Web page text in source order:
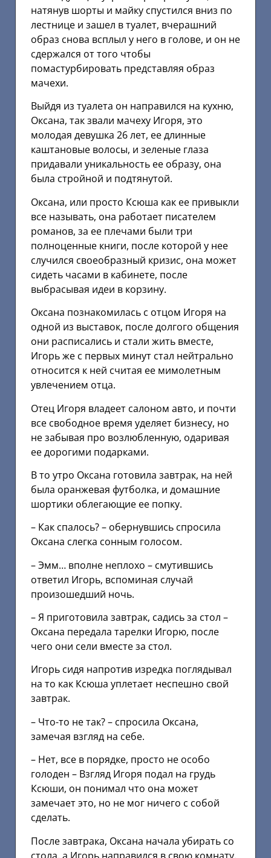
натянув шорты и майку спустился вниз по
лестнице и зашел в туалет, вчерашний
образ снова всплыл у него в голове, и он не
сдержался от того чтобы
помастурбировать представляя образ
мачехи.
Выйдя из туалета он направился на кухню,
Оксана, так звали мачеху Игоря, это
молодая девушка 26 лет, ее длинные
каштановые волосы, и зеленые глаза
придавали уникальность ее образу, она
была стройной и подтянутой.
Оксана, или просто Ксюша как ее привыкли
все называть, она работает писателем
романов, за ее плечами были три
полноценные книги, после которой у нее
случился своеобразный кризис, она может
сидеть часами в кабинете, после
выбрасывая идеи в корзину.
Оксана познакомилась с отцом Игоря на
одной из выставок, после долгого общения
они расписались и стали жить вместе,
Игорь же с первых минут стал нейтрально
относится к ней считая ее мимолетным
увлечением отца.
Отец Игоря владеет салоном авто, и почти
все свободное время уделяет бизнесу, но
не забывая про возлюбленную, одаривая
ее дорогими подарками.
В то утро Оксана готовила завтрак, на ней
была оранжевая футболка, и домашние
шортики облегающие ее попку.
– Как спалось? – обернувшись спросила
Оксана слегка сонным голосом.
– Эмм… вполне неплохо – смутившись
ответил Игорь, вспоминая случай
произошедший ночь.
– Я приготовила завтрак, садись за стол –
Оксана передала тарелки Игорю, после
чего они сели вместе за стол.
Игорь сидя напротив изредка поглядывал
на то как Ксюша уплетает неспешно свой
завтрак.
– Что-то не так? – спросила Оксана,
замечая взгляд на себе.
– Нет, все в порядке, просто не особо
голоден – Взгляд Игоря подал на грудь
Ксюши, он понимал что она может
замечает это, но не мог ничего с собой
сделать.
После завтрака, Оксана начала убирать со